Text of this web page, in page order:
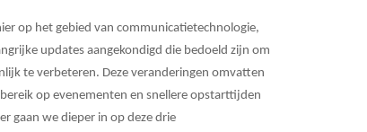
op het gebied van communicatietechnologie,
updates aangekondigd die bedoeld zijn om
te verbeteren. Deze veranderingen omvatten
op evenementen en snellere opstarttijden
gaan we dieper in op deze drie